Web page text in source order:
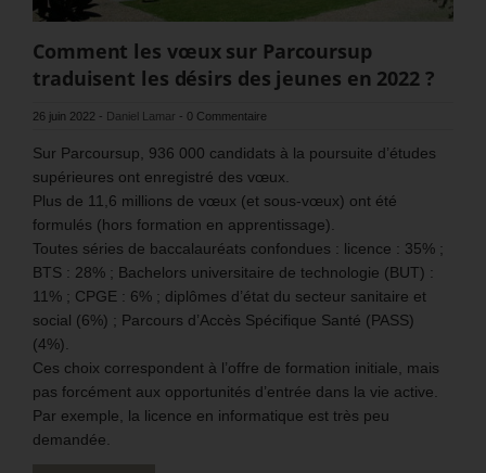
Comment les vœux sur Parcoursup
traduisent les désirs des jeunes en 2022 ?
26 juin 2022 - Daniel Lamar - 0 Commentaire
Sur Parcoursup, 936 000 candidats à la poursuite d’études
supérieures ont enregistré des vœux.
Plus de 11,6 millions de vœux (et sous-vœux) ont été
formulés (hors formation en apprentissage).
Toutes séries de baccalauréats confondues : licence : 35% ;
BTS : 28% ; Bachelors universitaire de technologie (BUT) :
11% ; CPGE : 6% ; diplômes d’état du secteur sanitaire et
social (6%) ; Parcours d’Accès Spécifique Santé (PASS)
(4%).
Ces choix correspondent à l’offre de formation initiale, mais
pas forcément aux opportunités d’entrée dans la vie active.
Par exemple, la licence en informatique est très peu
demandée.